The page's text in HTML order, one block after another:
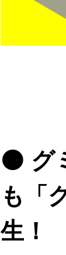
🟤 グ
も「
生！